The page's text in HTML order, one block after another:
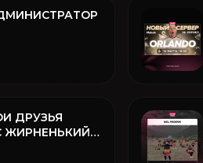
ДРУЗЬЯ
ЖИРНЕНЬКИЙ